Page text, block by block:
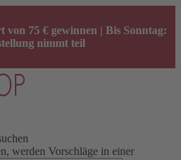
von 75 € gewinnen | Bis Sonntag:
nimmt teil
werden Vorschläge in einer